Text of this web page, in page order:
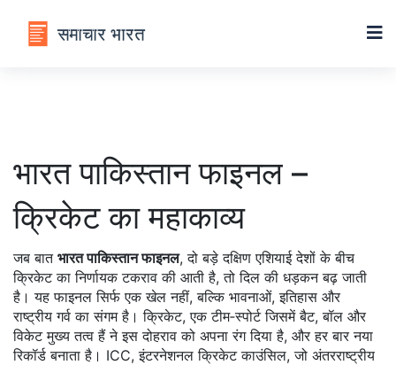
भारत पाकिस्तान फाइनल –
क्रिकेट का महाकाव्य
जब बात भारत पाकिस्तान फाइनल,दो बड़े दक्षिण एशियाई देशों के बीच
क्रिकेट का निर्णायक टकराव की आती है, तो दिल की धड़कन बढ़ जाती
है। यह फाइनल सिर्फ एक खेल नहीं, बल्कि भावनाओं, इतिहास और
राष्ट्रीय गर्व का संगम है।क्रिकेट,एक टीम‑स्पोर्ट जिसमें बैट, बॉल और
विकेट मुख्य तत्व हैंने इस दोहराव को अपना रंग दिया है, और हर बार नया
रिकॉर्ड बनाता है। ICC,इंटरनेशनल क्रिकेट काउंसिल, जो अंतरराष्ट्रीय